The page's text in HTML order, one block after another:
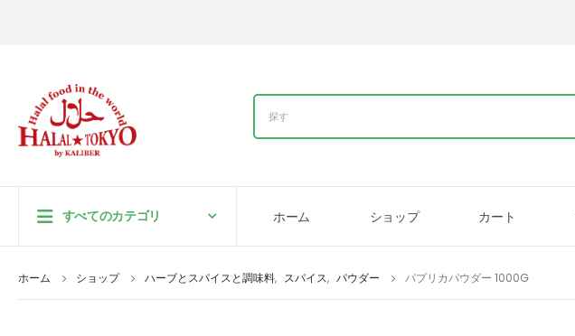
すべてのカテゴリ ホーム ショップ カート
ホーム ショップ ハーブとスパイスと調味料, スパイス, パウダー パプリカパウダー 1000G